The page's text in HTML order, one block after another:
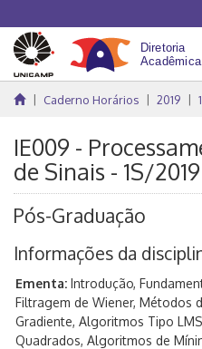
Caderno Horários 2019
IE009 -
de Sinais - 1S/2019
Pós-Graduação
Informações da
Ementa: Introdução,
Filtragem de Wiener, Métodos
Gradiente, Algoritmos Tipo
Quadrados, Algoritmos de